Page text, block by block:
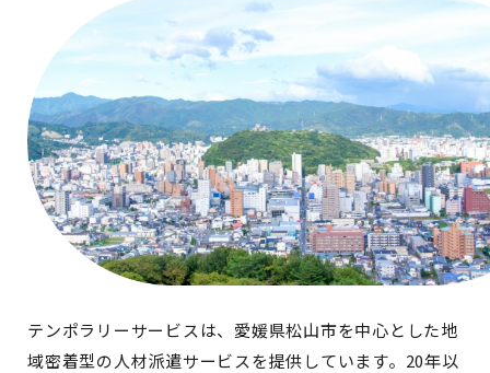
テンポラリーサービスは、愛媛県松山市を中心とした地
域密着型の人材派遣サービスを提供しています。20年以